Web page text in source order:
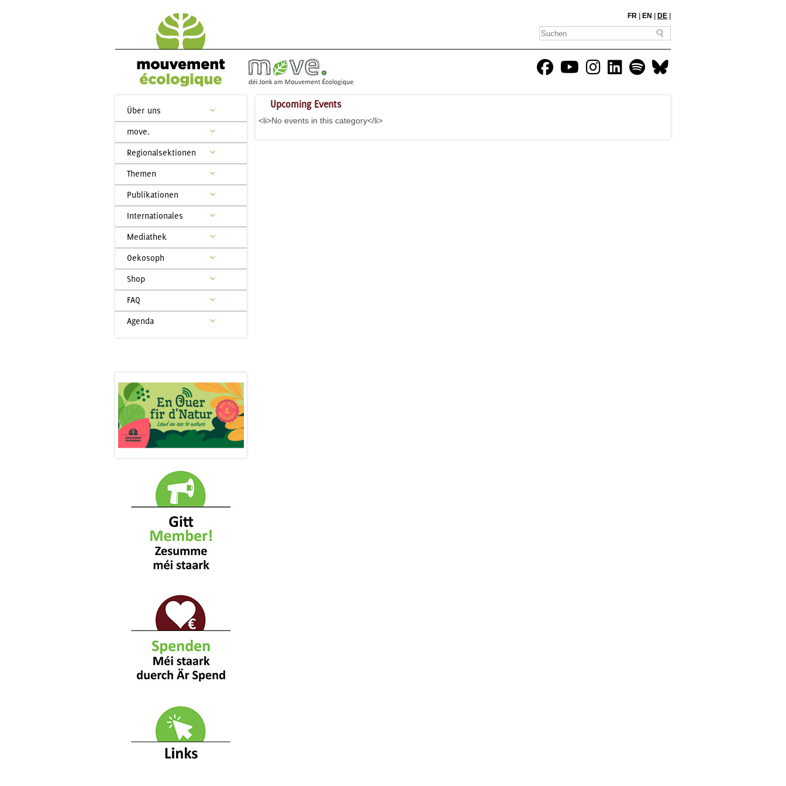
FR EN DE
Über uns
move.
Regionalsektionen
Themen
Publikationen
Internationales
Mediathek
Oekosoph
Shop
FAQ
Agenda
Upcoming Events
<li>No events in this category</li>